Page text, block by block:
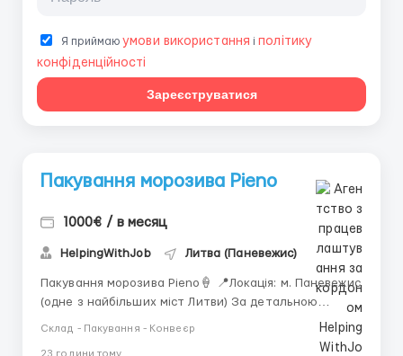
Я приймаюумови використання і політику
конфіденційності
Зареєструватися
Пакування морозива Pieno
1000€ / в месяц
HelpingWithJob Литва (Паневежис)
Пакування морозива Pieno🍦 📍Локація: м. Паневежис
(одне з найбільших міст Литви) За детальною
інформацією звертайтесь за номером або пишіть
Склад - Пакування - Конвеєр